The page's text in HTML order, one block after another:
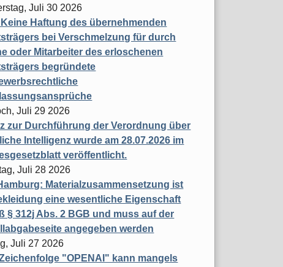
Juli 30 2026
Keine Haftung des übernehmenden
bei Verschmelzung für durch
oder Mitarbeiter des erloschenen
begründete
Juli 29 2026
zur Durchführung der Verordnung über
Intelligenz wurde am 28.07.2026 im
veröffentlicht.
Juli 28 2026
Materialzusammensetzung ist
eine wesentliche Eigenschaft
§ 312j Abs. 2 BGB und muss auf der
angegeben werden
Juli 27 2026
"OPENAI" kann mangels